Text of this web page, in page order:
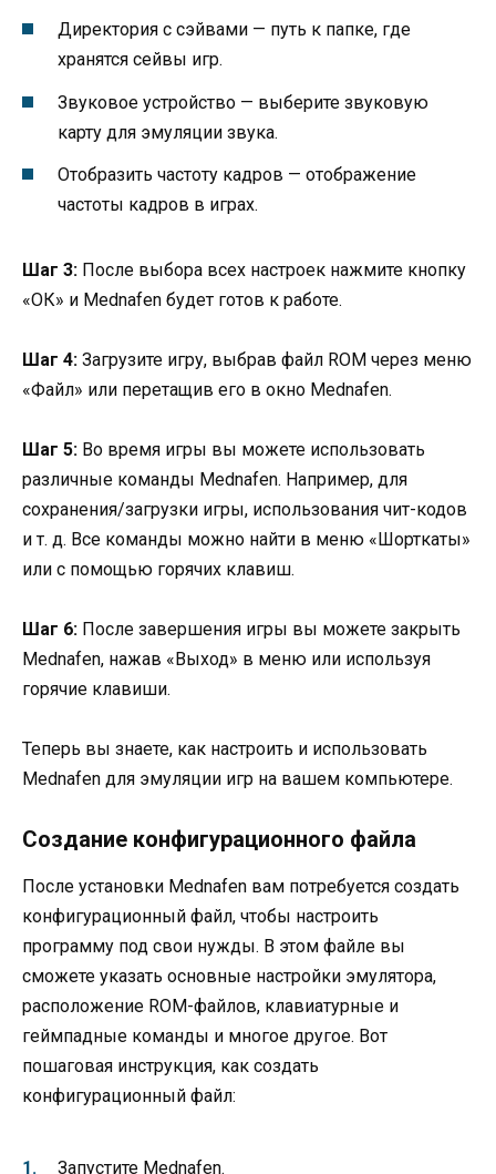
Директория с сэйвами — путь к папке, где
хранятся сейвы игр.
Звуковое устройство — выберите звуковую
карту для эмуляции звука.
Отобразить частоту кадров — отображение
частоты кадров в играх.
Шаг 3: После выбора всех настроек нажмите кнопку
«ОК» и Mednafen будет готов к работе.
Шаг 4: Загрузите игру, выбрав файл ROM через меню
«Файл» или перетащив его в окно Mednafen.
Шаг 5: Во время игры вы можете использовать
различные команды Mednafen. Например, для
сохранения/загрузки игры, использования чит-кодов
и т. д. Все команды можно найти в меню «Шорткаты»
или с помощью горячих клавиш.
Шаг 6: После завершения игры вы можете закрыть
Mednafen, нажав «Выход» в меню или используя
горячие клавиши.
Теперь вы знаете, как настроить и использовать
Mednafen для эмуляции игр на вашем компьютере.
Создание конфигурационного файла
После установки Mednafen вам потребуется создать
конфигурационный файл, чтобы настроить
программу под свои нужды. В этом файле вы
сможете указать основные настройки эмулятора,
расположение ROM-файлов, клавиатурные и
геймпадные команды и многое другое. Вот
пошаговая инструкция, как создать
конфигурационный файл:
Запустите Mednafen.